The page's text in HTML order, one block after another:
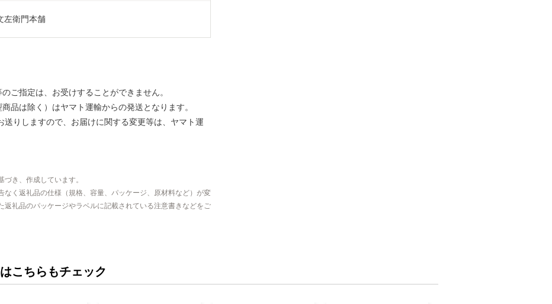
左衛門本舗
ご指定は、お受けすることができません。
品は除く）はヤマト運輸からの発送となります。
りしますので、お届けに関する変更等は、ヤマト運
き、作成しています。
なく返礼品の仕様（規格、容量、パッケージ、原材料など）が変
返礼品のパッケージやラベルに記載されている注意書きなどをご
こちらもチェック